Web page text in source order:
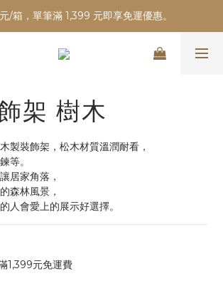
/箱，單筆滿 1,399 元即享免運優惠。
架 樹木
製裝飾架，松木材質溫潤耐看，
等。
居家角落，
森林風景，
人會愛上的展示好選擇。
1,399元免運費